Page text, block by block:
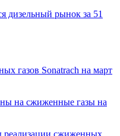
дизельный рынок за 51
газов Sonatrach на март
на сжиженные газы на